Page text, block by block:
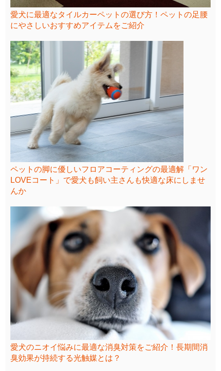
愛犬に最適なタイルカーペットの選び方！ペットの足腰
にやさしいおすすめアイテムをご紹介
ペットの脚に優しいフロアコーティングの最適解「ワン
LOVEコート」で愛犬も飼い主さんも快適な床にしませ
んか
愛犬のニオイ悩みに最適な消臭対策をご紹介！長期間消
臭効果が持続する光触媒とは？